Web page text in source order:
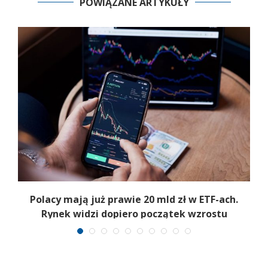
Polacy mają już prawie 20 mld zł w ETF-ach.
Rynek widzi dopiero początek wzrostu